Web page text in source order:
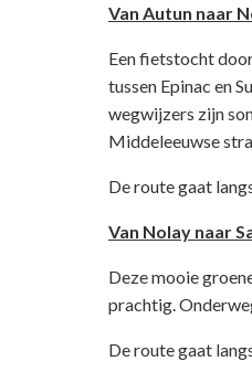
Van Autun naar
Een fietstocht
tussen Epinac en
wegwijzers zijn
Middeleeuwse
De route gaat
Van Nolay naar
Deze mooie
prachtig.
De route gaat